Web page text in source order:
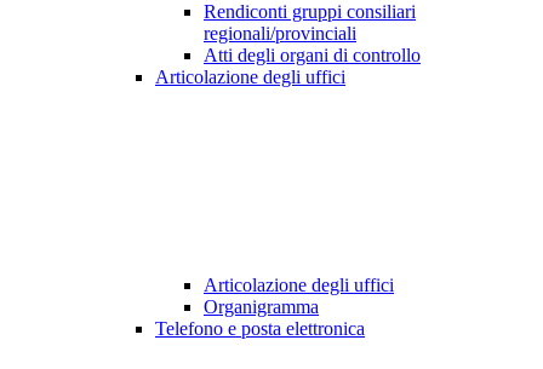
Rendiconti gruppi consiliari
regionali/provinciali
Atti degli organi di controllo
Articolazione degli uffici
Articolazione degli uffici
Organigramma
Telefono e posta elettronica